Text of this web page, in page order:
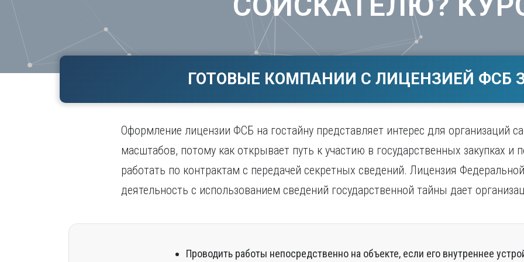
Волгоград
Екатеринбург
И
Иваново
Иркутск
Махачкала
Н
Набережные Челны
Нижний Новгород
Нижний Тагил
Новокузнецк
Сочи
ГОТОВЫЕ КОМПАНИИ С ЛИЦЕНЗИЕЙ ФСБ
Оформление лицензии ФСБ на гостайну представляет интерес для организаций
масштабов, потому как открывает путь к участию в государственных закупках и
работать по контрактам с передачей секретных сведений. Лицензия
деятельность с использованием сведений государственной тайны дает
Проводить работы непосредственно на объекте, если его внутреннее